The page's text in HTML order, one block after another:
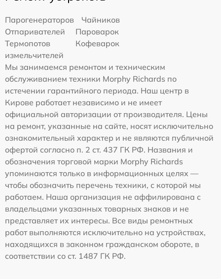
Парогенераторов
Чайников
Отпаривателей
Пароварок
Термопотов
Кофеварок
измельчителей
Мы занимаемся ремонтом и техническим
обслуживанием техники Morphy Richards по
истечении гарантийного периода. Наш центр в
Кирове работает независимо и не имеет
официальной авторизации от производителя. Цены
на ремонт, указанные на сайте, носят исключительно
ознакомительный характер и не являются публичной
офертой согласно п. 2 ст. 437 ГК РФ. Названия и
обозначения торговой марки Morphy Richards
упоминаются только в информационных целях —
чтобы обозначить перечень техники, с которой мы
работаем. Наша организация не аффилирована с
владельцами указанных товарных знаков и не
представляет их интересы. Все виды ремонтных
работ выполняются исключительно на устройствах,
находящихся в законном гражданском обороте, в
соответствии со ст. 1487 ГК РФ.